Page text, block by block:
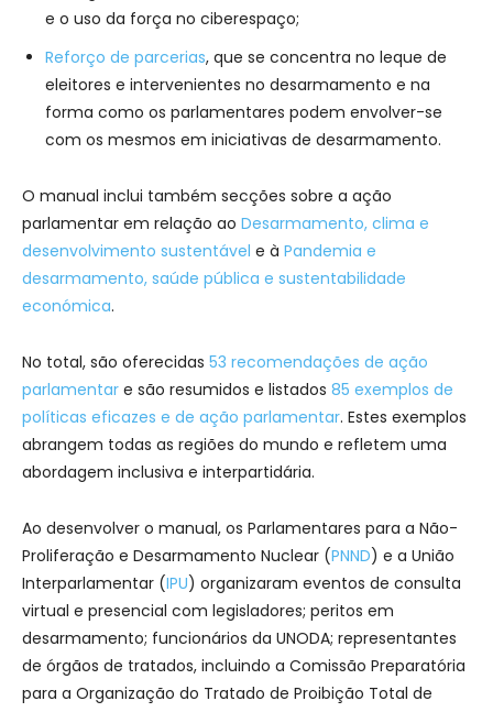
e o uso da força no ciberespaço;
Reforço de parcerias, que se concentra no leque de
eleitores e intervenientes no desarmamento e na
forma como os parlamentares podem envolver-se
com os mesmos em iniciativas de desarmamento.
O manual inclui também secções sobre a ação
parlamentar em relação ao Desarmamento, clima e
desenvolvimento sustentável e à Pandemia e
desarmamento, saúde pública e sustentabilidade
económica.
No total, são oferecidas 53 recomendações de ação
parlamentar e são resumidos e listados 85 exemplos de
políticas eficazes e de ação parlamentar. Estes exemplos
abrangem todas as regiões do mundo e refletem uma
abordagem inclusiva e interpartidária.
Ao desenvolver o manual, os Parlamentares para a Não-
Proliferação e Desarmamento Nuclear (PNND) e a União
Interparlamentar (IPU) organizaram eventos de consulta
virtual e presencial com legisladores; peritos em
desarmamento; funcionários da UNODA; representantes
de órgãos de tratados, incluindo a Comissão Preparatória
para a Organização do Tratado de Proibição Total de